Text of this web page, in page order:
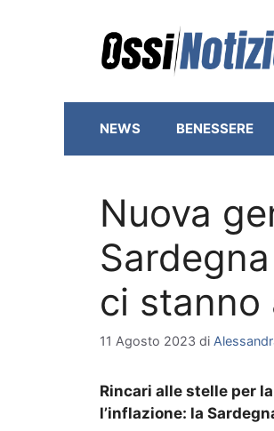
NEWS BENESSERE
Nuova
ci
11 Agosto 2023 di
Rincari alle stelle per
l’inflazione: la